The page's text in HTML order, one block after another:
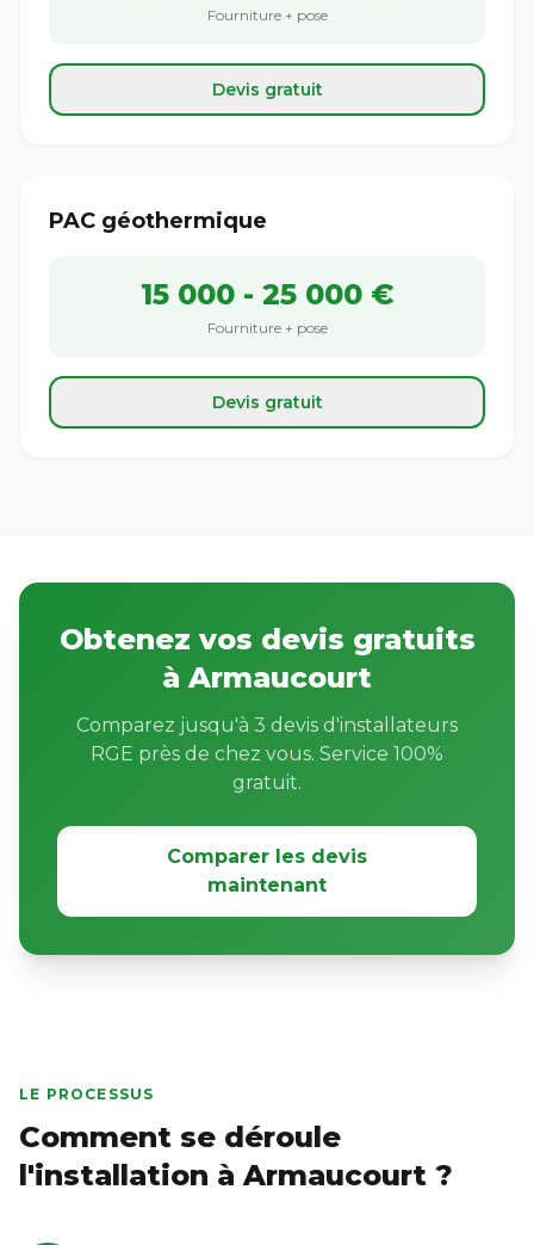
Fourniture + pose
Devis gratuit
PAC géothermique
15 000 - 25 000 €
Fourniture + pose
Devis gratuit
Obtenez vos devis gratuits
à Armaucourt
Comparez jusqu'à 3 devis d'installateurs
RGE près de chez vous. Service 100%
gratuit.
Comparer les devis
maintenant
LE PROCESSUS
Comment se déroule
l'installation à Armaucourt ?